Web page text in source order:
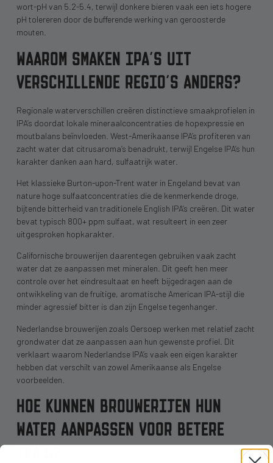
wort-pH van 5.2-5.4, terwijl donkere bieren vaak een iets hogere
pH tolereren door de bufferende werking van geroosterde
mouten.
WAAROM SMAKEN IPA’S UIT
VERSCHILLENDE REGIO’S ANDERS?
Regionale waterverschillen creëren distinctieve smaakprofielen in
IPA’s doordat lokale mineraalconcentraties de hopexpressie en
moutbalans beïnvloeden. West-Amerikaanse IPA’s profiteren van
zacht water dat citrusaroma’s benadrukt, terwijl Engelse IPA’s hun
karakter danken aan hard, sulfaatrijk water.
Het klassieke Burton-upon-Trent water in Engeland bevat van
nature hoge sulfaatconcentraties die de kenmerkende droge,
bijtende bitterheid van traditionele English IPA’s creëren. Dit water
bevat typisch 800+ ppm sulfaat, wat resulteert in een zeer
uitgesproken hopkarakter.
Californische brouwerijen daarentegen gebruiken vaak zacht
water dat ze aanpassen met mineralen. Dit geeft hen meer
controle over het eindresultaat en heeft bijgedragen aan de
ontwikkeling van de fruitige, aromatische American IPA-stijl die
minder agressief bitter is dan zijn Engelse tegenhanger.
Nederlandse brouwerijen zoals Oersoep werken met relatief zacht
grondwater dat ze aanpassen aan hun gewenste profiel. Dit
verklaart waarom Nederlandse IPA’s vaak een eigen karakter
hebben dat verschilt van zowel Amerikaanse als Engelse
voorbeelden.
HOE KUNNEN BROUWERIJEN HUN
WATER AANPASSEN VOOR BETERE
IPA’S?